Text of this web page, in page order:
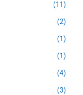
(11)
(2)
(1)
(1)
(4)
(3)